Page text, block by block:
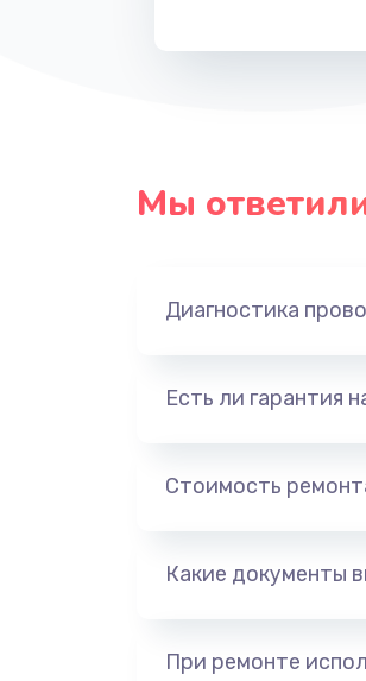
Мы
Диагностика
Есть ли гарантия
Стоимость
Какие документы
При ремонте